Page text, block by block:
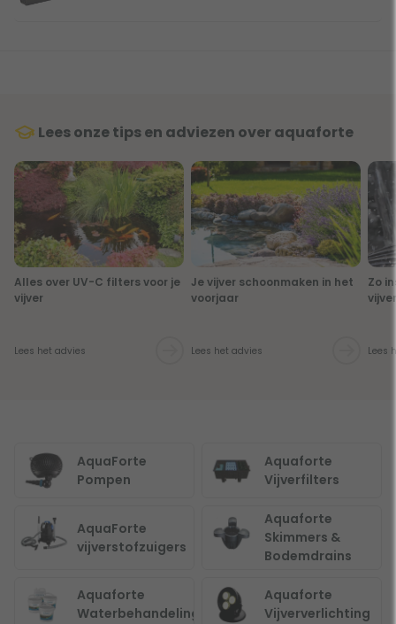
Lees onze tips en adviezen over aquaforte
Alles over UV-C filters voor je
vijver
Lees het advies
Je vijver schoonmaken in het
voorjaar
Lees het advies
Zo
Lees
AquaForte
Pompen
Aquaforte
Vijverfilters
AquaForte
vijverstofzuigers
Aquaforte
Skimmers &
Bodemdrains
Aquaforte
Waterbehandeling
Aquaforte
Vijververlichting